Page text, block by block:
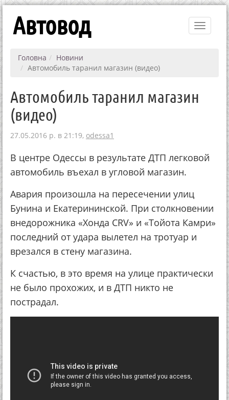
Toggle
Автовод
Головна
Новини
Автомобиль таранил магазин (видео)
Автомобиль таранил магазин
(видео)
27.05.2016 р. в 21:19, odessa1
В центре Одессы в результате ДТП легковой
автомобиль въехал в угловой магазин.
Авария произошла на пересечении улиц
Бунина и Екатерининской. При столкновении
внедорожника «Хонда CRV» и «Тойота Камри»
последний от удара вылетел на тротуар и
врезался в стену магазина.
К счастью, в это время на улице практически
не было прохожих, и в ДТП никто не
пострадал.